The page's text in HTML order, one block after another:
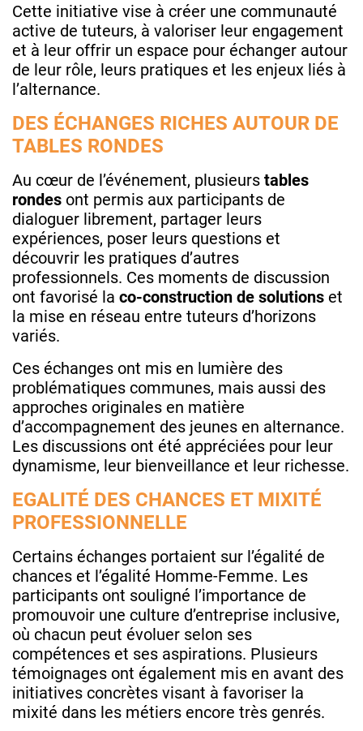
Cette initiative vise à créer une communauté
active de tuteurs, à valoriser leur engagement
et à leur offrir un espace pour échanger autour
de leur rôle, leurs pratiques et les enjeux liés à
l’alternance.
DES ÉCHANGES RICHES AUTOUR DE
TABLES RONDES
Au cœur de l’événement, plusieurs tables
rondes ont permis aux participants de
dialoguer librement, partager leurs
expériences, poser leurs questions et
découvrir les pratiques d’autres
professionnels. Ces moments de discussion
ont favorisé la co-construction de solutions et
la mise en réseau entre tuteurs d’horizons
variés.
Ces échanges ont mis en lumière des
problématiques communes, mais aussi des
approches originales en matière
d’accompagnement des jeunes en alternance.
Les discussions ont été appréciées pour leur
dynamisme, leur bienveillance et leur richesse.
EGALITÉ DES CHANCES ET MIXITÉ
PROFESSIONNELLE
Certains échanges portaient sur l’égalité de
chances et l’égalité Homme-Femme. Les
participants ont souligné l’importance de
promouvoir une culture d’entreprise inclusive,
où chacun peut évoluer selon ses
compétences et ses aspirations. Plusieurs
témoignages ont également mis en avant des
initiatives concrètes visant à favoriser la
mixité dans les métiers encore très genrés.